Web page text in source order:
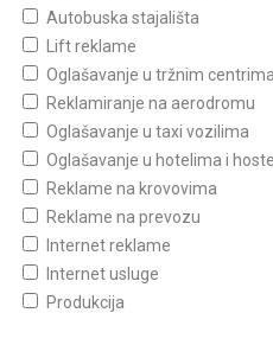
Autobuska stajališta
Lift reklame
Oglašavanje u tržnim centrima
Reklamiranje na aerodromu
Oglašavanje u taxi vozilima
Oglašavanje u hotelima i
Reklame na krovovima
Reklame na prevozu
Internet reklame
Internet usluge
Produkcija